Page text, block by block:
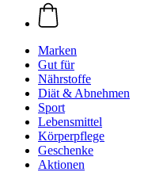
Marken
Gut für
Nährstoffe
Diät & Abnehmen
Sport
Lebensmittel
Körperpflege
Geschenke
Aktionen